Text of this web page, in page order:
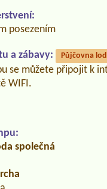
posezením
a zábavy: Půjčovna
se můžete připojit k
WIFI.
společná